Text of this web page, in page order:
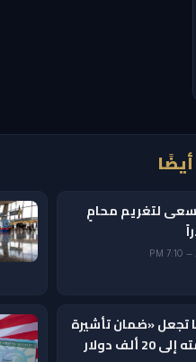
تسعى لتغريم محامٍ
تجعل «ضمان تأشيرة
الزيارة» دائمًا وترفع قيمته إلى 20 ألف دولار